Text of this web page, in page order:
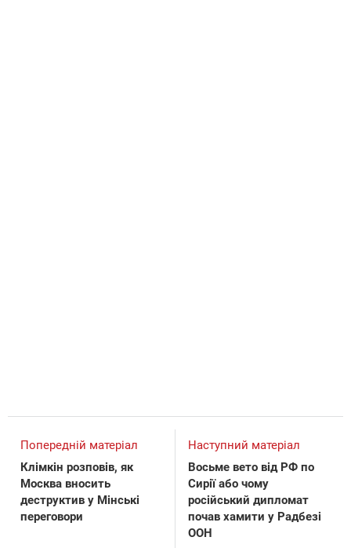
Попередній матеріал
Клімкін розповів, як
Москва вносить
деструктив у Мінські
переговори
Наступний матеріал
Восьме вето від РФ по
Сирії або чому
російський дипломат
почав хамити у Радбезі
ООН